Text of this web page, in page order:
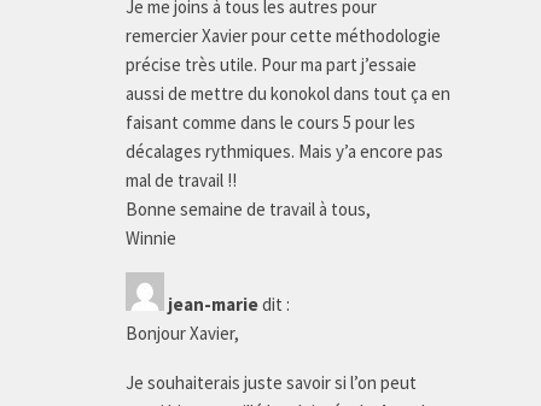
Je me joins à tous les autres pour
remercier Xavier pour cette méthodologie
précise très utile. Pour ma part j’essaie
aussi de mettre du konokol dans tout ça en
faisant comme dans le cours 5 pour les
décalages rythmiques. Mais y’a encore pas
mal de travail !!
Bonne semaine de travail à tous,
Winnie
jean-mariedit :
Bonjour Xavier,
Je souhaiterais juste savoir si l’on peut